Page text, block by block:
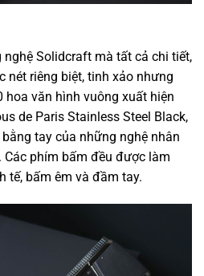
Solidcraft mà tất cả chi tiết,
nét riêng biệt, tinh xảo nhưng
hoa văn hình vuông xuất hiện
de Paris Stainless Steel Black,
tay của những nghệ nhân
Các phím bấm đều được làm
tế, bấm êm và đầm tay.